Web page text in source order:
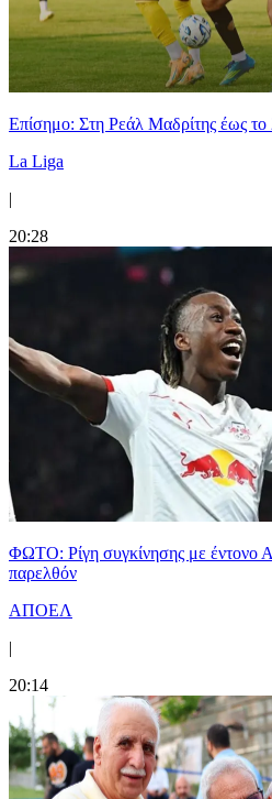
Επίσημο: Στη Ρεάλ Μαδρίτης έως το
La Liga
|
20:28
ΦΩΤΟ: Ρίγη συγκίνησης με
παρελθόν
ΑΠΟΕΛ
|
20:14